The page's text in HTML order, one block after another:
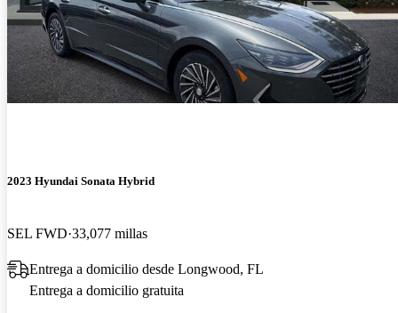
2023 Hyundai Sonata Hybrid
SEL FWD 33,077 millas
Entrega a domicilio desde Longwood, FL
Entrega a domicilio gratuita